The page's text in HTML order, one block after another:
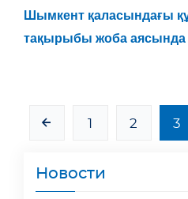
Новости
Шымкент қаласындағы
тақырыбы жоба
1 2 3